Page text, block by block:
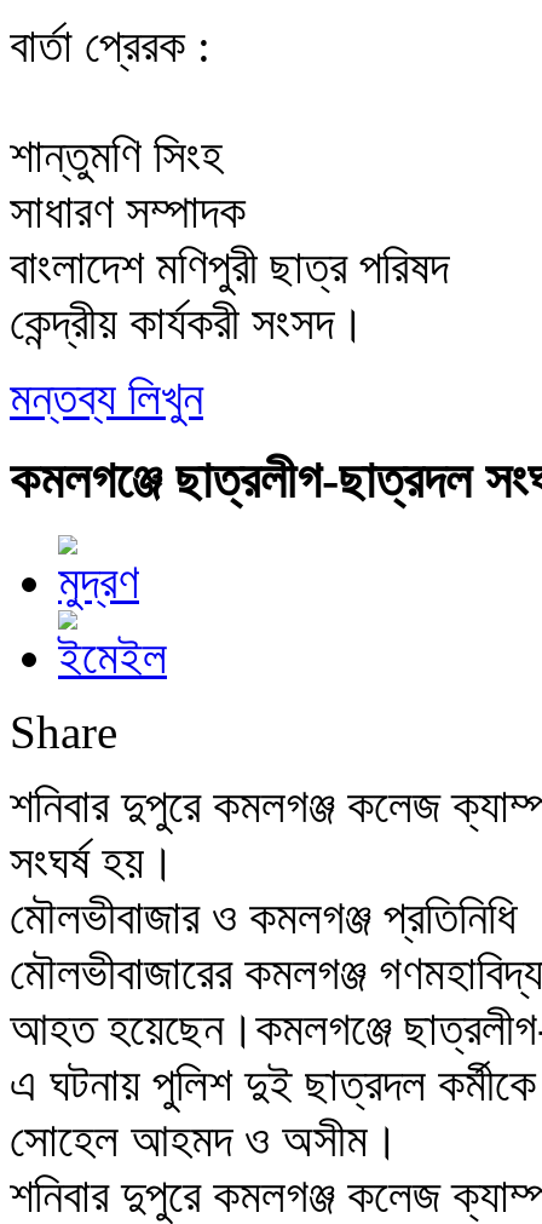
বার্তা প্রেরক :
শান্তুমণি সিংহ
সাধারণ সম্পাদক
বাংলাদেশ মণিপুরী ছাত্র পরিষদ
কেন্দ্রীয় কার্যকরী সংসদ।
মন্তব্য লিখুন
কমলগঞ্জে ছাত্রলীগ-ছাত্রদল
Share
শনিবার দুপুরে কমলগঞ্জ কলেজ
সংঘর্ষ হয়।
মৌলভীবাজার ও কমলগঞ্জ প্রতিনিধি
মৌলভীবাজারের কমলগঞ্জ
আহত হয়েছেন।কমলগঞ্জে
এ ঘটনায় পুলিশ দুই ছাত্রদল
সোহেল আহমদ ও অসীম।
শনিবার দুপুরে কমলগঞ্জ কলেজ